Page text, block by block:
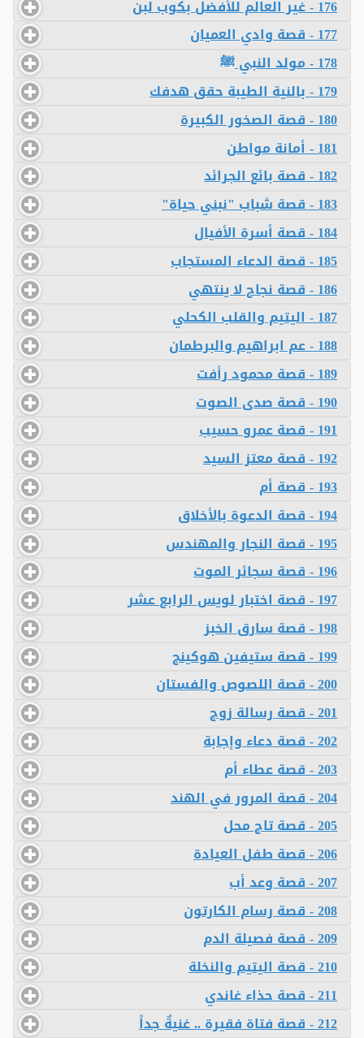
176 - غير العالم للأفضل بكوب لبن
177 - قصة وادي العميان
178 - مولد النبي ﷺ
179 - بالنية الطيبة حقق هدفك
180 - قصة الصخور الكبيرة
181 - أمانة مواطن
182 - قصة بائع الجرائد
183 - قصة شباب "نبني حياة"
184 - قصة أسرة الأفيال
185 - قصة الدعاء المستجاب
186 - قصة نجاح لا ينتهي
187 - اليتيم والقلب الكحلي
188 - عم ابراهيم والبرطمان
189 - قصة محمود رأفت
190 - قصة صدى الصوت
191 - قصة عمرو حسيب
192 - قصة معتز السيد
193 - قصة أم
194 - قصة الدعوة بالأخلاق
195 - قصة النجار والمهندس
196 - قصة سجائر الموت
197 - قصة اختبار لويس الرابع عشر
198 - قصة سارق الخبز
199 - قصة ستيفين هوكينج
200 - قصة اللصوص والفستان
201 - قصة رسالة زوج
202 - قصة دعاء وإجابة
203 - قصة عطاء أم
204 - قصة المرور في الهند
205 - قصة تاج محل
206 - قصة طفل العيادة
207 - قصة وعد أب
208 - قصة رسام الكارتون
209 - قصة فصيلة الدم
210 - قصة اليتيم والنخلة
211 - قصة حذاء غاندي
212 - قصة فتاة فقيرة .. غنيةٌ جداً